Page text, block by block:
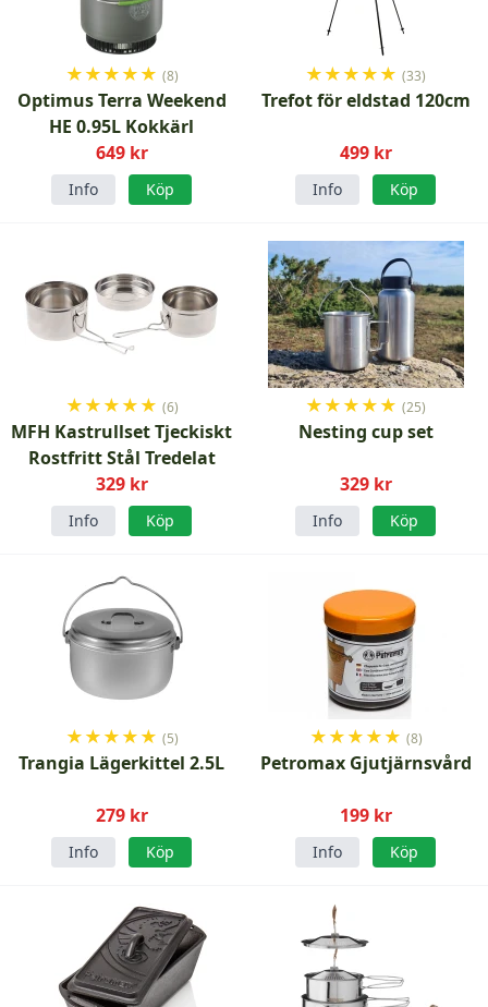
★★★★★ (8)
Optimus Terra Weekend
HE 0.95L Kokkärl
649 kr
Info Köp
★★★★★ (33)
Trefot för eldstad 120cm
499 kr
Info Köp
★★★★★ (6)
MFH Kastrullset Tjeckiskt
Rostfritt Stål Tredelat
329 kr
Info Köp
★★★★★ (25)
Nesting cup set
329 kr
Info Köp
★★★★★ (5)
Trangia Lägerkittel 2.5L
279 kr
Info Köp
★★★★★ (8)
Petromax Gjutjärnsvård
199 kr
Info Köp